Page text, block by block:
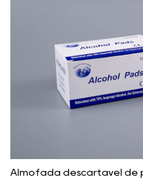
Almofada descartável de